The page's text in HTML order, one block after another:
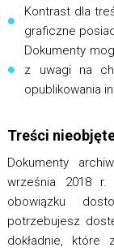
Kontrast dla
graficzne
Dokumenty
z uwagi na
opublikowania
Treści
Dokumenty
września 2018
obowiązku
potrzebujesz
dokładnie,